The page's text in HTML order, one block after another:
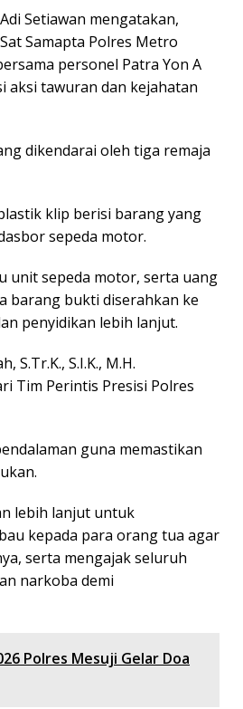
Setiawan mengatakan,
Samapta Polres Metro
personel Patra Yon A
aksi tawuran dan kejahatan
dikendarai oleh tiga remaja
klip berisi barang yang
sepeda motor.
unit sepeda motor, serta uang
barang bukti diserahkan ke
penyidikan lebih lanjut.
S.Tr.K., S.I.K., M.H.
Tim Perintis Presisi Polres
guna memastikan
lebih lanjut untuk
kepada para orang tua agar
serta mengajak seluruh
narkoba demi
Polres Mesuji Gelar Doa